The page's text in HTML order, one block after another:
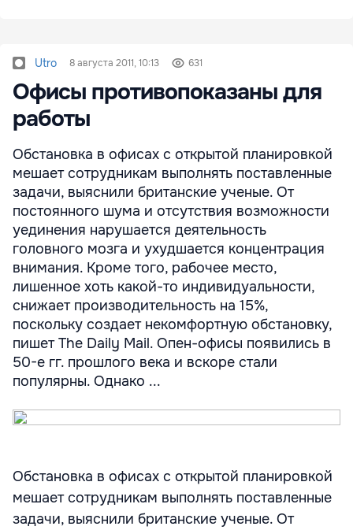
Utro 8 августа 2011, 10:13 631
Офисы противопоказаны для
работы
Обстановка в офисах с открытой планировкой
мешает сотрудникам выполнять поставленные
задачи, выяснили британские ученые. От
постоянного шума и отсутствия возможности
уединения нарушается деятельность
головного мозга и ухудшается концентрация
внимания. Кроме того, рабочее место,
лишенное хоть какой-то индивидуальности,
снижает производительность на 15%,
поскольку создает некомфортную обстановку,
пишет The Daily Mail. Опен-офисы появились в
50-е гг. прошлого века и вскоре стали
популярны. Однако ...
Обстановка в офисах с открытой планировкой
мешает сотрудникам выполнять поставленные
задачи, выяснили британские ученые. От